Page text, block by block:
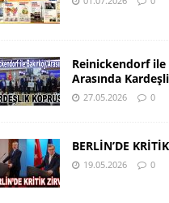
Reinickendorf ile
Arasında
27.05.2026 0
BERLİN’DE
19.05.2026 0